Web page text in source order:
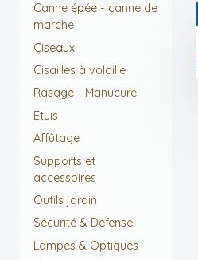
Canne épée - canne de
marche
Ciseaux
Cisailles à volaille
Rasage - Manucure
Etuis
Affûtage
Supports et
accessoires
Outils jardin
Sécurité & Défense
Lampes & Optiques